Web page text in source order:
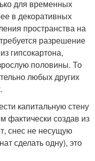
для временных
в декоративных
пространства на
разрешение
гипсокартона,
половины. То
любых других
капитальную стену
фактически создав из
снес не несущую
сделать одну), это